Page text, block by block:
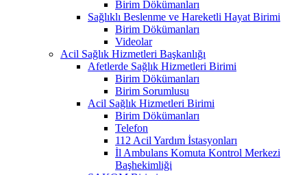
Birim Dökümanları
Sağlıklı Beslenme ve Hareketli Hayat Birimi
Birim Dökümanları
Videolar
Acil Sağlık Hizmetleri Başkanlığı
Afetlerde Sağlık Hizmetleri Birimi
Birim Dökümanları
Birim Sorumlusu
Acil Sağlık Hizmetleri Birimi
Birim Dökümanları
Telefon
112 Acil Yardım İstasyonları
İl Ambulans Komuta Kontrol Merkezi
Başhekimliği